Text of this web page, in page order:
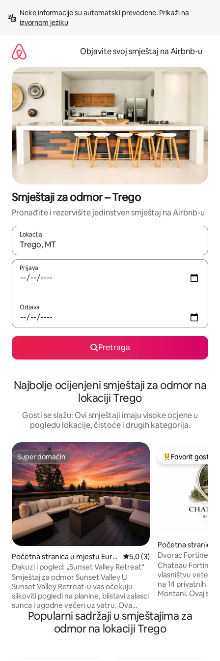
sadržaj
Neke informacije su automatski prevedene. Prikaži na
izvornom jeziku
Objavite svoj smještaj na Airbnb-u
Smještaji za odmor – Trego
Pronađite i rezervišite jedinstven smještaj na Airbnb-u
Lokacija
Kad su rezultati dostupni, možete da se krećete kroz njih
Prijava
Odjava
Pretraga
Najbolje ocijenjeni smještaji za odmor na
lokaciji Trego
Gosti se slažu: Ovi smještaji imaju visoke ocjene u
pogledu lokacije, čistoće i drugih kategorija.
Super domaćin
Super domaćin
Početna stranica u mjestu Eure
ka
prosječna ocjena 5,0 od 5,
5,0 (3)
Đakuzi i pogled: „Sunset Valley Retreat“
Smještaj za odmor Sunset Valley U
Sunset Valley Retreat-u vas očekuju
slikoviti pogledi na planine, blistavi zalasci
sunca i ugodne večeri uz vatru. Ova
primamljiva kuća za goste s dvije
spavaće sobe i dva kupatila osmišljena je
za opušten život u Montani, s privatnom
Glavni favorit
Favorit gostiju
Početna stranica
ine
Dvorac Fortine
Chateau Fortine,
vlasništvu
na 14 privatnih
Montani. Ovaj
spavaće sobe,
ognjište sa
prostor se može
Popularni sadržaji u smještajima za
odmor na lokaciji Trego